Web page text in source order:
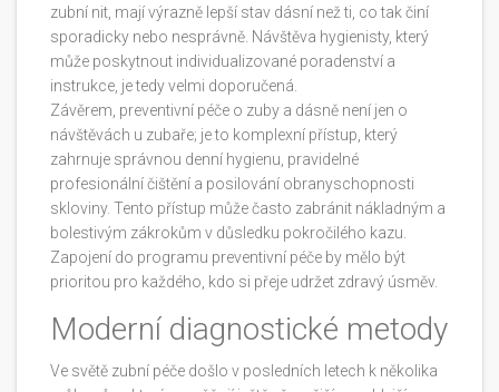
zubní nit, mají výrazně lepší stav dásní než ti, co tak činí
sporadicky nebo nesprávně. Návštěva hygienisty, který
může poskytnout individualizované poradenství a
instrukce, je tedy velmi doporučená.
Závěrem, preventivní péče o zuby a dásně není jen o
návštěvách u zubaře; je to komplexní přístup, který
zahrnuje správnou denní hygienu, pravidelné
profesionální čištění a posilování obranyschopnosti
skloviny. Tento přístup může často zabránit nákladným a
bolestivým zákrokům v důsledku pokročilého kazu.
Zapojení do programu preventivní péče by mělo být
prioritou pro každého, kdo si přeje udržet zdravý úsměv.
Moderní diagnostické metody
Ve světě zubní péče došlo v posledních letech k několika